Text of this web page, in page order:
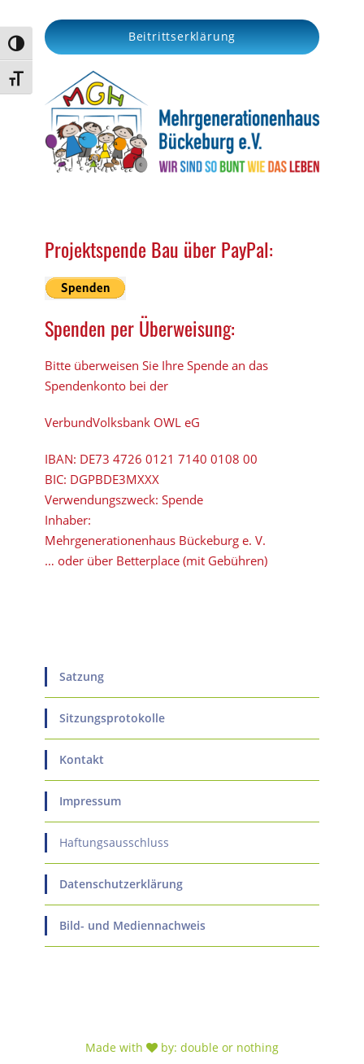
Umschalten auf hohe Kontraste
Schrift vergrößern
h
Beitrittserklärung
Projektspende Bau über PayPal:
Spenden per Überweisung:
Bitte überweisen Sie Ihre Spende an das
Spendenkonto bei der
VerbundVolksbank OWL eG
IBAN: DE73 4726 0121 7140 0108 00
BIC: DGPBDE3MXXX
Verwendungszweck: Spende
Inhaber:
Mehrgenerationenhaus Bückeburg e. V.
… oder über Betterplace (mit Gebühren)
Satzung
Sitzungsprotokolle
Kontakt
Impressum
Haftungsausschluss
Datenschutzerklärung
Bild- und Mediennachweis
Made with by: double or nothing